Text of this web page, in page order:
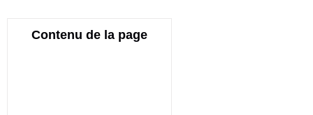
Contenu de la page